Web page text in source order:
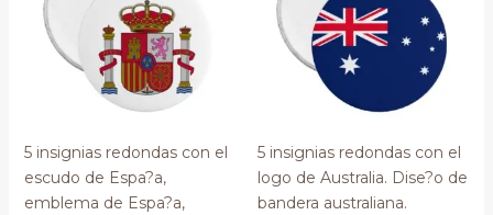
5 insignias redondas con el
escudo de Espa?a,
emblema de Espa?a,
5 insignias redondas con el
logo de Australia. Dise?o de
bandera australiana.